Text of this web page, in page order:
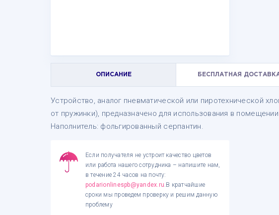
ОПИСАНИЕ БЕСПЛАТНАЯ
Устройство, аналог пневматической или пиротехнической
от пружинки), предназначено для использования в
Наполнитель: фольгированный серпантин.
Если получателя не устроит качество цветов
или работа нашего сотрудника – напишите нам,
в течение 24 часов на почту:
podarionlinespb@yandex.ru.В кратчайшие
сроки мы проведем проверку и решим данную
проблему